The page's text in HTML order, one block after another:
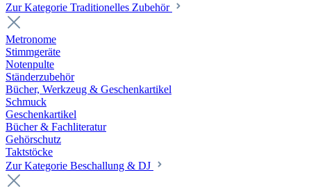
Zur Kategorie Traditionelles Zubehör
Metronome
Stimmgeräte
Notenpulte
Ständerzubehör
Bücher, Werkzeug & Geschenkartikel
Schmuck
Geschenkartikel
Bücher & Fachliteratur
Gehörschutz
Taktstöcke
Zur Kategorie Beschallung & DJ